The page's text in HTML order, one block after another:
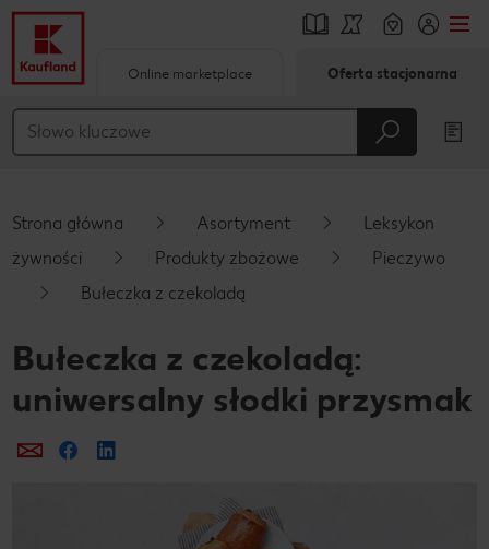
Główna treść
Pływający pasek boczny
Online marketplace Oferta stacjonarna
Strona główna Asortyment
Leksykon
żywności
Produkty zbożowe
Pieczywo
Bułeczka z czekoladą
Bułeczka z czekoladą:
uniwersalny słodki przysmak
Prześlij e-mailem
Udostępnij na Facebooku